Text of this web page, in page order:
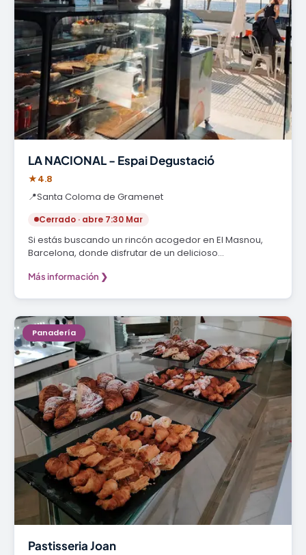
LA NACIONAL - Espai Degustació
★4.8
📍Santa Coloma de Gramenet
Cerrado · abre 7:30 Mar
Si estás buscando un rincón acogedor en El Masnou,
Barcelona, donde disfrutar de un delicioso…
Más información ❯
Panadería
Pastisseria Joan